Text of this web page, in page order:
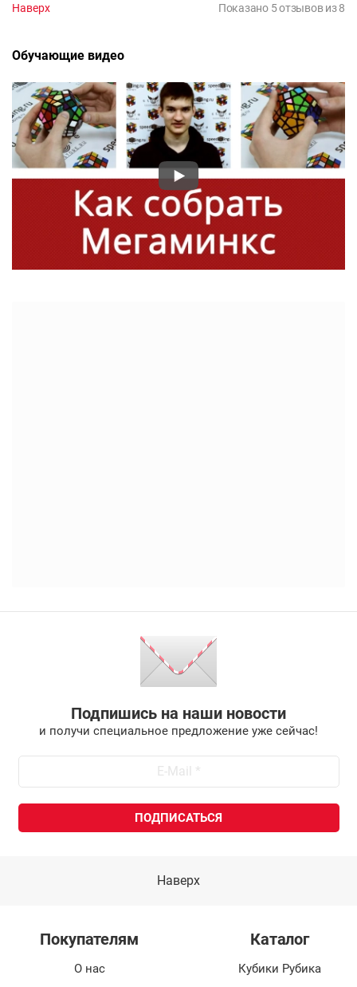
Наверх Показано 5 отзывов из 8
Обучающие видео
Подпишись на наши новости
и получи специальное предложение уже сейчас!
Наверх
Покупателям
О нас
Каталог
Кубики Рубика